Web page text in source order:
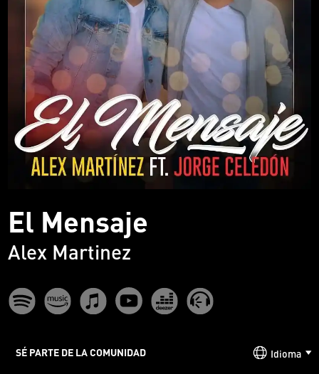
El Mensaje
Alex Martinez
SÉ PARTE DE LA COMUNIDAD Idioma